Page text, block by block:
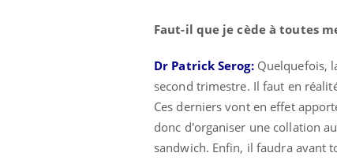
Faut-il que je cède à toutes
Dr Patrick Serog: Quelquefois,
second trimestre. Il faut en
Ces derniers vont en effet
donc d'organiser une collation
sandwich. Enfin, il faudra avant